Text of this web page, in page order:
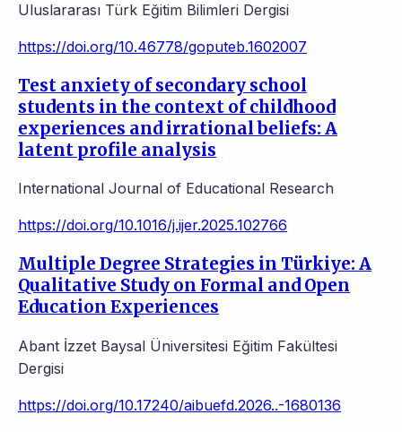
Uluslararası Türk Eğitim Bilimleri Dergisi
https://doi.org/10.46778/goputeb.1602007
Test anxiety of secondary school
students in the context of childhood
experiences and irrational beliefs: A
latent profile analysis
International Journal of Educational Research
https://doi.org/10.1016/j.ijer.2025.102766
Multiple Degree Strategies in Türkiye: A
Qualitative Study on Formal and Open
Education Experiences
Abant İzzet Baysal Üniversitesi Eğitim Fakültesi
Dergisi
https://doi.org/10.17240/aibuefd.2026..-1680136